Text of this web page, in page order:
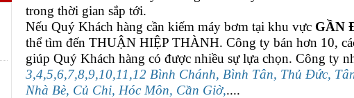
trong thời gian sắp tới.
Nếu Quý Khách hàng cần kiếm máy bơm tại khu vực GẦN
thể tìm đến THUẬN HIỆP THÀNH. Công ty bán hơn 10,
giúp Quý Khách hàng có được nhiều sự lựa chọn. Công ty
3,4,5,6,7,8,9,10,11,12 Bình Chánh, Bình Tân, Thủ Đức,
Nhà Bè, Củ Chi, Hóc Môn, Cần Giờ,....